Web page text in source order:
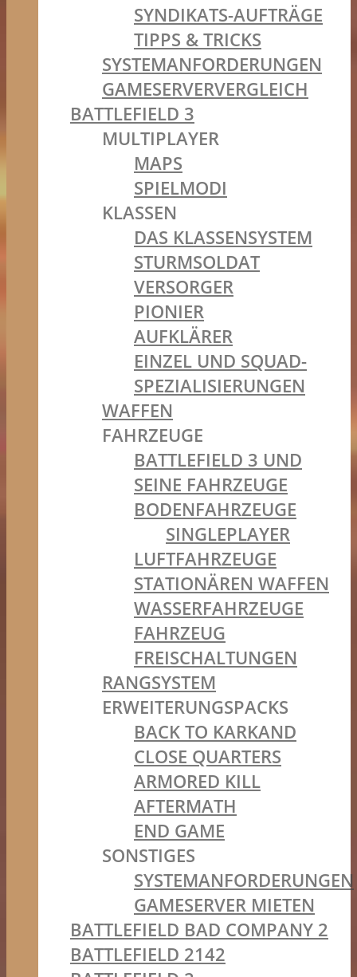
SYNDIKATS-AUFTRÄGE
TIPPS & TRICKS
SYSTEMANFORDERUNGEN
GAMESERVERVERGLEICH
BATTLEFIELD 3
MULTIPLAYER
MAPS
SPIELMODI
KLASSEN
DAS KLASSENSYSTEM
STURMSOLDAT
VERSORGER
PIONIER
AUFKLÄRER
EINZEL UND SQUAD-
SPEZIALISIERUNGEN
WAFFEN
FAHRZEUGE
BATTLEFIELD 3 UND
SEINE FAHRZEUGE
BODENFAHRZEUGE
SINGLEPLAYER
LUFTFAHRZEUGE
STATIONÄREN WAFFEN
WASSERFAHRZEUGE
FAHRZEUG
FREISCHALTUNGEN
RANGSYSTEM
ERWEITERUNGSPACKS
BACK TO KARKAND
CLOSE QUARTERS
ARMORED KILL
AFTERMATH
END GAME
SONSTIGES
SYSTEMANFORDERUNGEN
GAMESERVER MIETEN
BATTLEFIELD BAD COMPANY 2
BATTLEFIELD 2142